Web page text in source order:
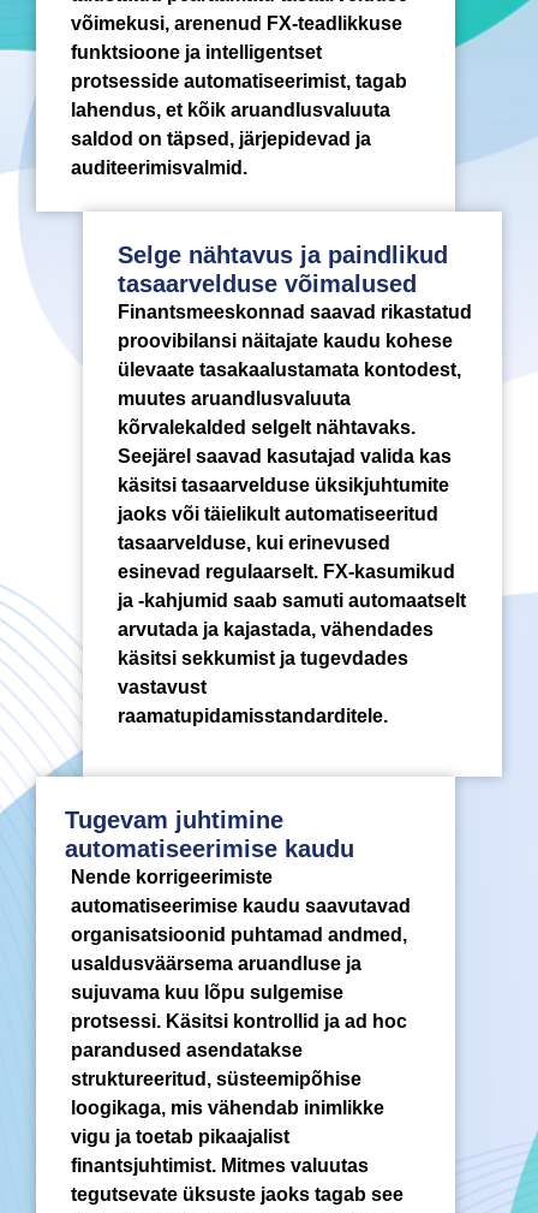
võimekusi, arenenud FX-teadlikkuse
funktsioone ja intelligentset
protsesside automatiseerimist, tagab
lahendus, et kõik aruandlusvaluuta
saldod on täpsed, järjepidevad ja
auditeerimisvalmid.
Selge nähtavus ja paindlikud
tasaarvelduse võimalused
Finantsmeeskonnad saavad rikastatud
proovibilansi näitajate kaudu kohese
ülevaate tasakaalustamata kontodest,
muutes aruandlusvaluuta
kõrvalekalded selgelt nähtavaks.
Seejärel saavad kasutajad valida kas
käsitsi tasaarvelduse üksikjuhtumite
jaoks või täielikult automatiseeritud
tasaarvelduse, kui erinevused
esinevad regulaarselt. FX-kasumikud
ja -kahjumid saab samuti automaatselt
arvutada ja kajastada, vähendades
käsitsi sekkumist ja tugevdades
vastavust
raamatupidamisstandarditele.
Tugevam juhtimine
automatiseerimise kaudu
Nende korrigeerimiste
automatiseerimise kaudu saavutavad
organisatsioonid puhtamad andmed,
usaldusväärsema aruandluse ja
sujuvama kuu lõpu sulgemise
protsessi. Käsitsi kontrollid ja ad hoc
parandused asendatakse
struktureeritud, süsteemipõhise
loogikaga, mis vähendab inimlikke
vigu ja toetab pikaajalist
finantsjuhtimist. Mitmes valuutas
tegutsevate üksuste jaoks tagab see